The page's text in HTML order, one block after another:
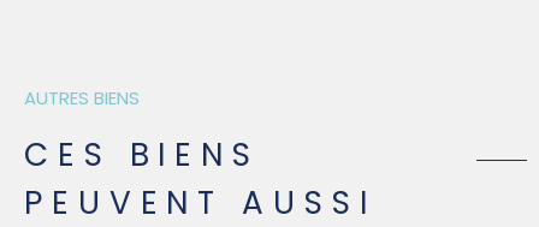
AUTRES BIENS
CES BIENS
PEUVENT AUSSI